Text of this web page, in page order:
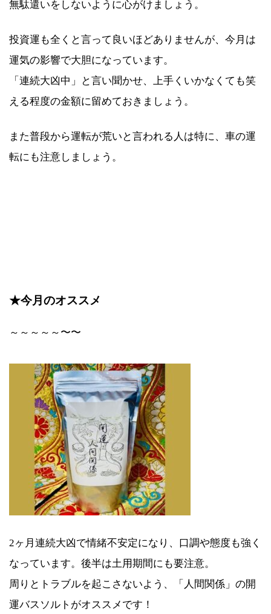
無駄遣いをしないように心がけましょう。
投資運も全くと言って良いほどありませんが、今月は
運気の影響で大胆になっています。
「連続大凶中」と言い聞かせ、上手くいかなくても笑
える程度の金額に留めておきましょう。
また普段から運転が荒いと言われる人は特に、車の運
転にも注意しましょう。
★今月のオススメ
～～～～～〜〜
2ヶ月連続大凶で情緒不安定になり、口調や態度も強く
なっています。後半は土用期間にも要注意。
周りとトラブルを起こさないよう、「人間関係」の開
運バスソルトがオススメです！